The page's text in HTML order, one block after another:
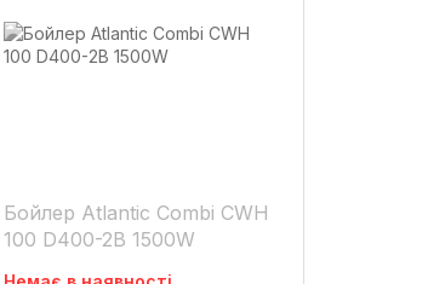
Бойлер Atlantic Combi CWH
100 D400-2B 1500W